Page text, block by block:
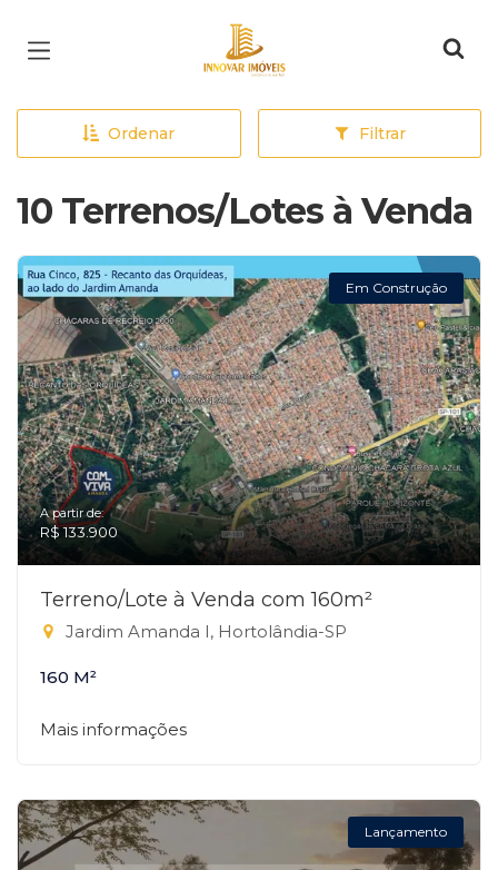
Página inicial
Ordenar Filtrar
10 Terrenos/Lotes à Venda
Em Construção
A partir de:
R$ 133.900
Terreno/Lote à Venda com 160m²
Jardim Amanda I, Hortolândia-SP
160 M²
Mais informações
Lançamento